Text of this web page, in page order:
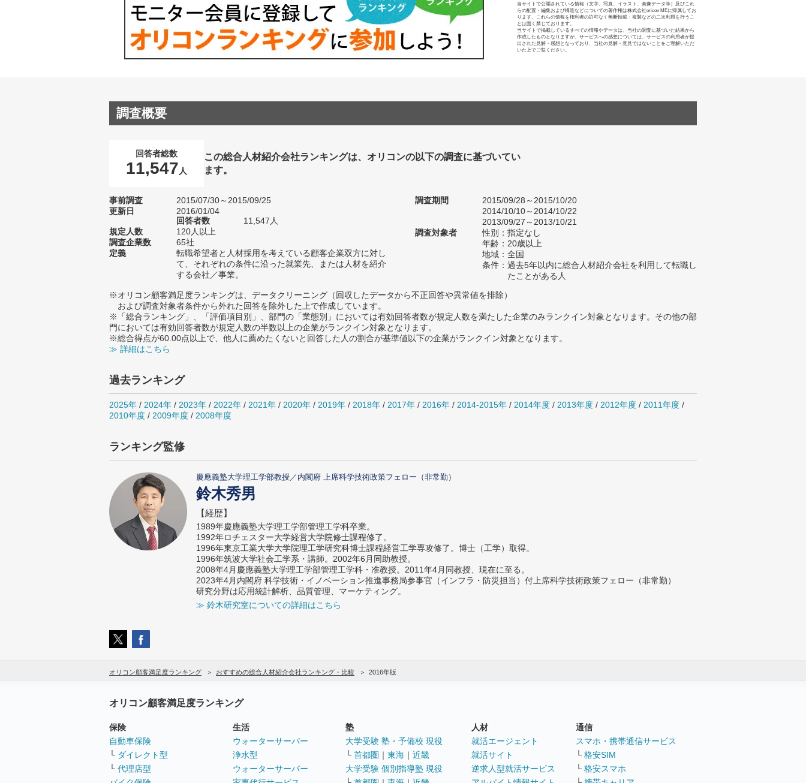
当サイトで公開されている情報（文字、写真、イラスト、画像データ等）及びこれ
らの配置・編集および構造などについての著作権は株式会社oricon MEに帰属してお
ります。これらの情報を権利者の許可なく無断転載・複製などの二次利用を行うこ
とは固く禁じております。
当サイトで掲載しているすべての情報やデータは、当社の調査に基づいた結果から
作成したものとなりますが、サービスへの感想については、サービスの利用者が提
出された見解・感想となっており、当社の見解・意見ではないことをご理解いただ
いた上でご覧ください。
調査概要
回答者総数
11,547 人
この総合人材紹介会社ランキングは、オリコンの以下の調査に基づいてい
ます。
事前調査
2015/07/30～2015/09/25
更新日
2016/01/04
回答者数
11,547人
規定人数
120人以上
調査企業数
65社
定義
転職希望者と人材採用を考えている顧客企業双方に対し
て、それぞれの条件に沿った就業先、または人材を紹介
する会社／事業。
調査期間
2015/09/28～2015/10/20
2014/10/10～2014/10/22
2013/09/27～2013/10/21
調査対象者
性別：指定なし
年齢：20歳以上
地域：全国
条件：過去5年以内に総合人材紹介会社を利用して転職し
たことがある人
※オリコン顧客満足度ランキングは、データクリーニング（回収したデータから不正回答や異常値を排除）
および調査対象者条件から外れた回答を除外した上で作成しています。
※「総合ランキング」、「評価項目別」、部門の「業態別」においては有効回答者数が規定人数を満たした企業のみランクイン対象となります。その他の部
門においては有効回答者数が規定人数の半数以上の企業がランクイン対象となります。
※総合得点が60.00点以上で、他人に薦めたくないと回答した人の割合が基準値以下の企業がランクイン対象となります。
≫ 詳細はこちら
過去ランキング
2025年 / 2024年 / 2023年 / 2022年 / 2021年 / 2020年 / 2019年 / 2018年 / 2017年 / 2016年 / 2014-2015年 / 2014年度 / 2013年度 / 2012年度 / 2011年度 /
2010年度 / 2009年度 / 2008年度
ランキング監修
慶應義塾大学理工学部教授／内閣府 上席科学技術政策フェロー（非常勤）
鈴木秀男
【経歴】
1989年慶應義塾大学理工学部管理工学科卒業。
1992年ロチェスター大学経営大学院修士課程修了。
1996年東京工業大学大学院理工学研究科博士課程経営工学専攻修了。博士（工学）取得。
1996年筑波大学社会工学系・講師。2002年6月同助教授。
2008年4月慶應義塾大学理工学部管理工学科・准教授。2011年4月同教授、現在に至る。
2023年4月内閣府 科学技術・イノベーション推進事務局参事官（インフラ・防災担当）付上席科学技術政策フェロー（非常勤）
研究分野は応用統計解析、品質管理、マーケティング。
≫ 鈴木研究室についての詳細はこちら
オリコン顧客満足度ランキング おすすめの総合人材紹介会社ランキング・比較 2016年版
オリコン顧客満足度ランキング
保険
自動車保険
└ ダイレクト型
└ 代理店型
生活
ウォーターサーバー
浄水型
ウォーターサーバー
塾
大学受験 塾・予備校 現役
└ 首都圏 ｜ 東海 ｜ 近畿
大学受験 個別指導塾 現役
人材
就活エージェント
就活サイト
逆求人型就活サービス
通信
スマホ・携帯通信サービス
└ 格安SIM
└ 格安スマホ